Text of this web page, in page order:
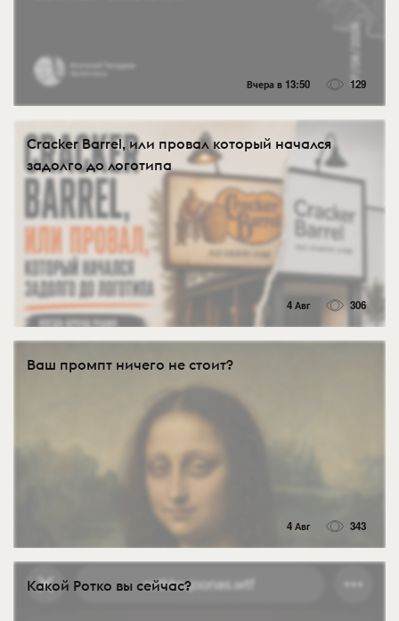
Вчера в 13:50 129
Cracker Barrel, или провал который начался
задолго до логотипа
4 Авг 306
Ваш промпт ничего не стоит?
4 Авг 343
Какой Ротко вы сейчас?